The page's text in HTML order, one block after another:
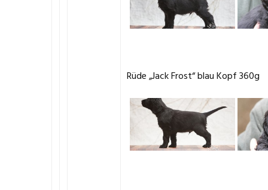
Rüde „Jack Frost“ blau Kopf 360g